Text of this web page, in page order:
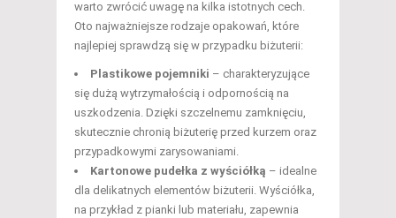
warto zwrócić uwagę na kilka istotnych cech.
Oto najważniejsze rodzaje opakowań, które
najlepiej sprawdzą się w przypadku biżuterii:
Plastikowe pojemniki – charakteryzujące
się dużą wytrzymałością i odpornością na
uszkodzenia. Dzięki szczelnemu zamknięciu,
skutecznie chronią biżuterię przed kurzem oraz
przypadkowymi zarysowaniami.
Kartonowe pudełka z wyściółką – idealne
dla delikatnych elementów biżuterii. Wyściółka,
na przykład z pianki lub materiału, zapewnia